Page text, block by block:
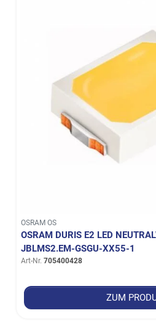
OSRAM OS
OSRAM DURIS E2 LED
BLMS2.EM-GSGU-XX55-1
Art-Nr. 705400428
ZUM